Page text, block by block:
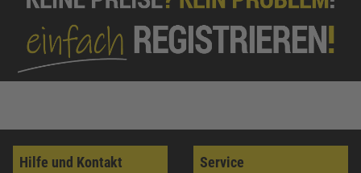
Hilfe und Kontakt Service